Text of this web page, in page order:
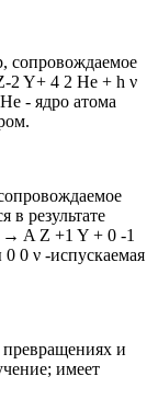
сопровождаемое
2 Y+ 4 2 He + h ν
- ядро атома
результате
A Z +1 Y + 0 -1
0 ν -испускаемая
и
имеет